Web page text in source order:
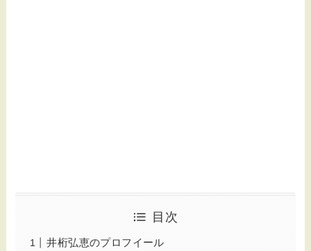
目次
井桁弘恵のプロフイール